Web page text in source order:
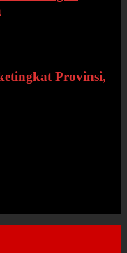
Provinsi,